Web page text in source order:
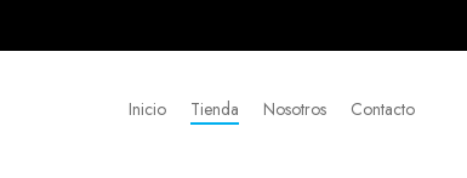
Inicio Tienda Nosotros Contacto